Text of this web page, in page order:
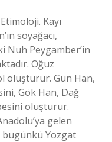
Kayı
soyağacı,
Nuh Peygamber’in
Oğuz
oluşturur. Gün Han,
Gök Han, Dağ
oluşturur.
gelen
bugünkü Yozgat